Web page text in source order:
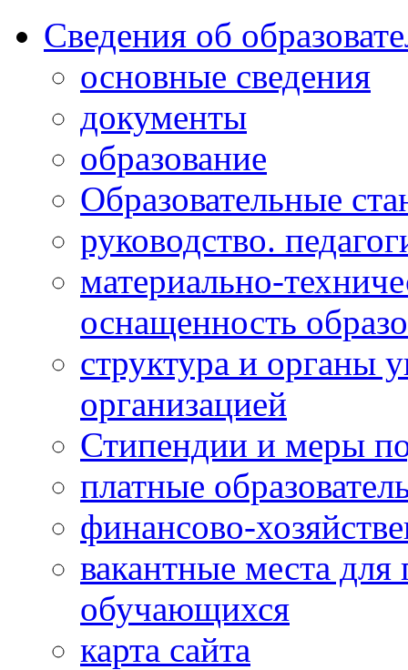
Сведения об
основные сведения
документы
образование
Образовательные
руководство.
материально-
оснащенность
структура и органы
организацией
Стипендии и меры
платные
финансово-
вакантные места
обучающихся
карта сайта